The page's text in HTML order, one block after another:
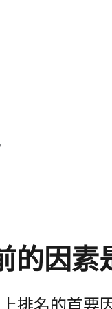
的因素
排名的首要